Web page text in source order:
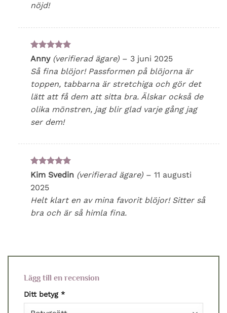
nöjd!
Betygsatt5
Anny (verifierad ägare) – 3 juni 2025
Så fina blöjor! Passformen på blöjorna är
toppen, tabbarna är stretchiga och gör det
lätt att få dem att sitta bra. Älskar också de
olika mönstren, jag blir glad varje gång jag
ser dem!
Betygsatt5
Kim Svedin (verifierad ägare) – 11 augusti
2025
Helt klart en av mina favorit blöjor! Sitter så
bra och är så himla fina.
Lägg till en recension
Ditt betyg *